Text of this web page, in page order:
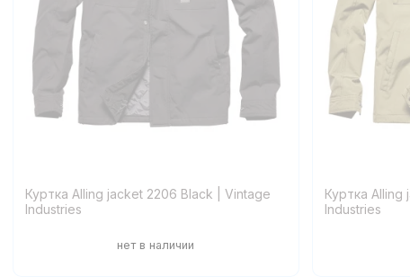
Куртка Alling jacket 2206 Black | Vintage
Industries
Куртка
Industries